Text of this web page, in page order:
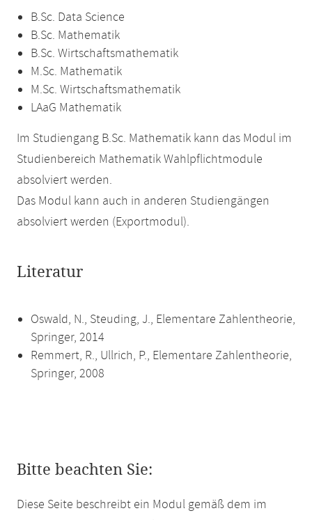
B.Sc. Data Science
B.Sc. Mathematik
B.Sc. Wirtschaftsmathematik
M.Sc. Mathematik
M.Sc. Wirtschaftsmathematik
LAaG Mathematik
Im Studiengang B.Sc. Mathematik kann das Modul im
Studienbereich Mathematik Wahlpflichtmodule
absolviert werden.
Das Modul kann auch in anderen Studiengängen
absolviert werden (Exportmodul).
Literatur
Oswald, N., Steuding, J., Elementare Zahlentheorie,
Springer, 2014
Remmert, R., Ullrich, P., Elementare Zahlentheorie,
Springer, 2008
Bitte beachten Sie:
Diese Seite beschreibt ein Modul gemäß dem im